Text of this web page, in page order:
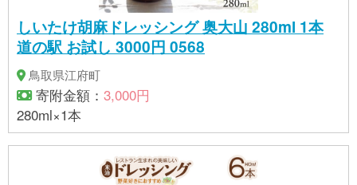
しいたけ胡麻ドレッシング 奥大山 280ml 1本
道の駅 お試し 3000円 0568
鳥取県江府町
寄附金額： 3,000円
280ml×1本